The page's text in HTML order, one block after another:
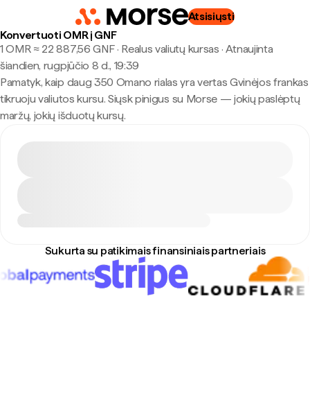
Atsisiųsti
Konvertuoti OMR į GNF
1 OMR ≈ 22 887,56 GNF · Realus valiutų kursas · Atnaujinta
šiandien, rugpjūčio 8 d., 19:39
Pamatyk, kaip daug 350 Omano rialas yra vertas Gvinėjos frankas
tikruoju valiutos kursu. Siųsk pinigus su Morse — jokių paslėptų
maržų, jokių išduotų kursų.
Sukurta su patikimais finansiniais partneriais